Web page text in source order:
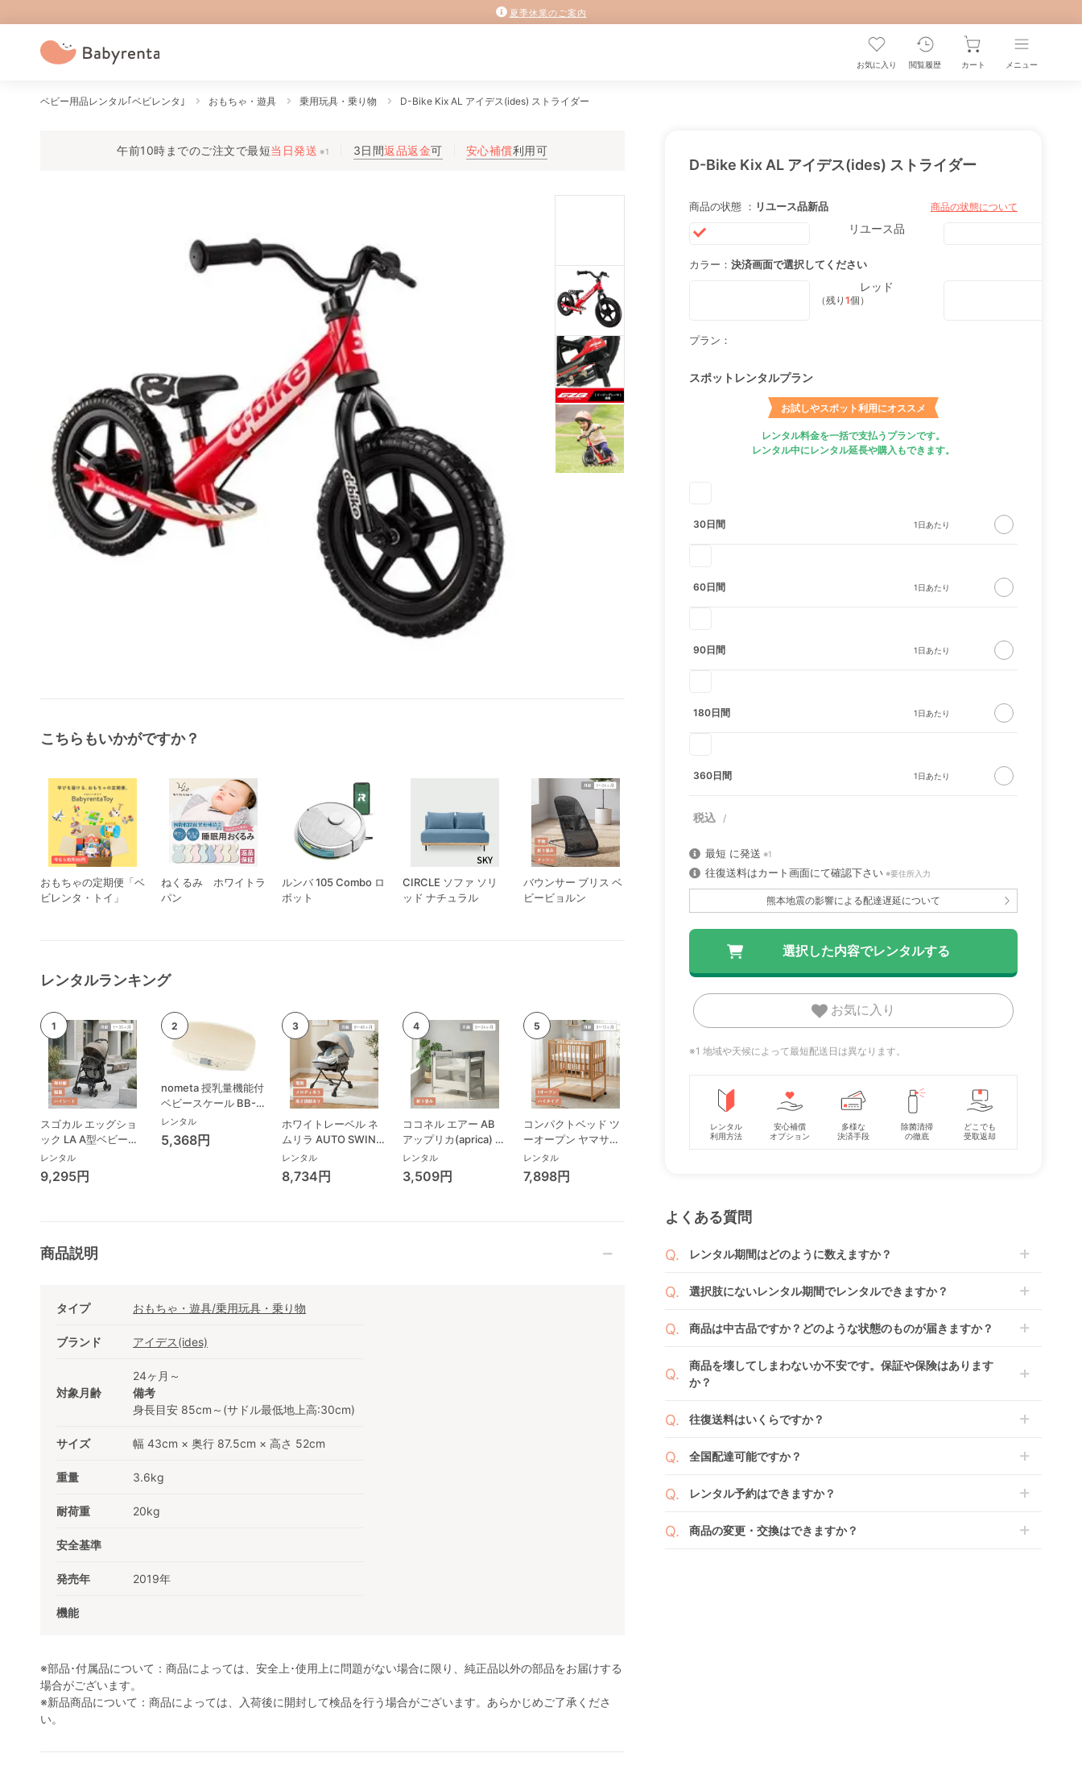
夏季休業のご案内
お気に入り 閲覧履歴 カート メニュー
ベビー用品レンタル｢ベビレンタ｣ おもちゃ・遊具 乗用玩具・乗り物 D-Bike Kix AL アイデス(ides) ストライダー
午前10時までのご注文で最短当日発送 ※1 3日間返品返金可 安心補償利用可
D-Bike Kix AL アイデス(ides) ストライダー
商品の状態 ： リユース品新品 商品の状態について
リユース品
カラー： 決済画面で選択してください
レッド
（残り 1個）
プラン：
スポットレンタルプラン
お試しやスポット利用にオススメ
レンタル料金を一括で支払うプランです。
レンタル中にレンタル延長や購入もできます。
30日間
60日間
90日間
180日間
360日間
最短 に発送 ※1
往復送料はカート画面にて確認下さい ※要住所入力
熊本地震の影響による配達遅延について
お気に入り
※1 地域や天候によって最短配送日は異なります。
レンタル
利用方法
安心補償
オプション
多様な
決済手段
除菌清掃
の徹底
どこでも
受取返却
よくある質問
レンタル期間はどのように数えますか？
ります。
者（佐川急便）に商品の引渡しとなります。
選択肢にないレンタル期間でレンタルできますか？
です。
くか、もしくは6ヶ月レンタルご注文の上で、早期にご返却くださ
い。
商品は中古品ですか？どのような状態のものが届きますか？
す。
新品商品はメーカーから仕入れた状態のものをお送りします。商品に
ます。
ざいます。その際、メーカーの都合によっては、表示されているお届
せていただく場合がございます。あらかじめご了承ください。
す。
商品を壊してしまわないか不安です。保証や保険はあります
か？
ご注文時に商品と一緒にカートへ入れ安心補償オプションをご購入く
２つのプランごとに補償内容は異なります。
往復送料はいくらですか？
ページから住所を入力すると送料が確認いただけます。
全国配達可能ですか？
※空港への配達はご対応できかねますのであらかじめご了承くださ
レンタル予約はできますか？
商品のご注文時にご希望のお日にちに配送日指定をしてください。レ
商品の変更・交換はできますか？
こちらもいかがですか？
おもちゃの定期便「ベ
ビレンタ・トイ」
ねくるみ ホワイトラ
パン
ルンバ 105 Combo ロ
ボット
CIRCLE ソファ ソリ
ッド ナチュラル
バウンサー ブリス ベ
ビービョルン
レンタルランキング
スゴカル エッグショ
ック LA A型ベビーカ
ー コンビ(Combi)
レンタル
9,295円
nometa 授乳量機能付
ベビースケール BB-
105 タニタ(TANITA)
ベビースケール・体重
計
レンタル
5,368円
ホワイトレーベル ネ
ムリラ AUTO SWING
BEDi Long スリープ
シェル EG コンビ
(Combi) ハイローチ
レンタル
8,734円
ココネル エアー AB
アップリカ(aprica) ミ
ニサイズ/コンパクト
ベビーベッド
レンタル
3,509円
コンパクトベッド ツ
ーオープン ヤマサキ
(Yamasaki) ミニサイ
ズ/コンパクトベビー
ベッド
レンタル
7,898円
ココネル エアープラ
ス AB アップリカ
ハイタイプベッド ツ
ーオープン ヤマサキ
バウンサー ブリス ベ
ビービョルン
商品説明
タイプ おもちゃ・遊具/乗用玩具・乗り物
ブランド アイデス(ides)
対象月齢
24ヶ月～
備考
身長目安 85cm～(サドル最低地上高:30cm)
サイズ 幅 43cm × 奥行 87.5cm × 高さ 52cm
重量 3.6kg
耐荷重 20kg
安全基準
発売年 2019年
機能
※部品･付属品について：商品によっては、安全上･使用上に問題がない場合に限り、純正品以外の部品をお届けする
場合がございます。
※新品商品について：商品によっては、入荷後に開封して検品を行う場合がございます。あらかじめご了承くださ
い。